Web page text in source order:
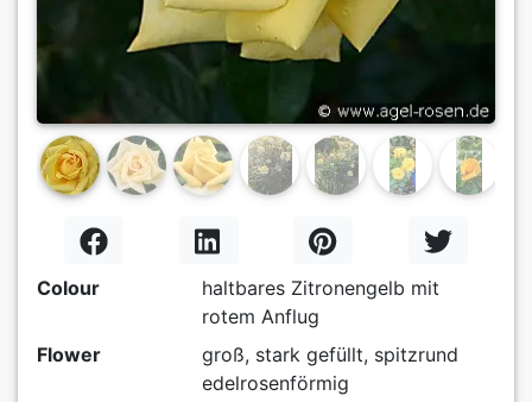
Colour
haltbares Zitronengelb mit
rotem Anflug
Flower
groß, stark gefüllt, spitzrund
edelrosenförmig